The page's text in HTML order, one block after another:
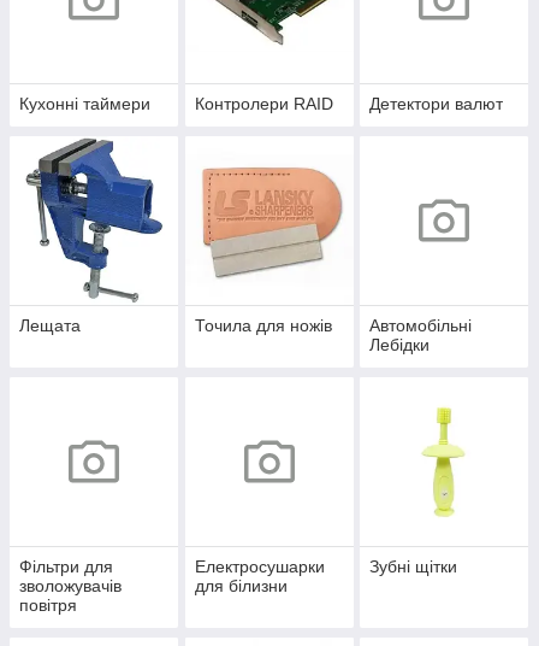
Кухонні таймери Контролери RAID Детектори валют
Лещата Точила для ножів
Автомобільні
Лебідки
Фільтри для
зволожувачів
повітря
Електросушарки
для білизни
Зубні щітки